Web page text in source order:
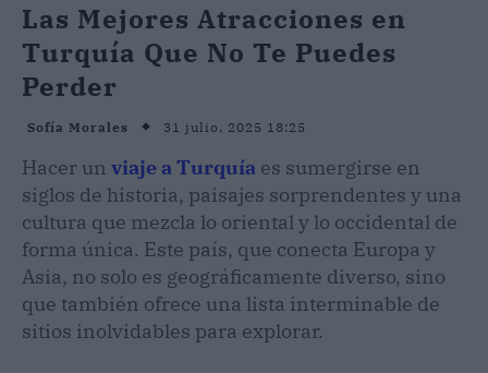
Las Mejores Atracciones en
Turquía Que No Te Puedes
Perder
Sofía Morales 31 julio, 2025 18:25
Hacer un viaje a Turquía es sumergirse en
siglos de historia, paisajes sorprendentes y una
cultura que mezcla lo oriental y lo occidental de
forma única. Este país, que conecta Europa y
Asia, no solo es geográficamente diverso, sino
que también ofrece una lista interminable de
sitios inolvidables para explorar.